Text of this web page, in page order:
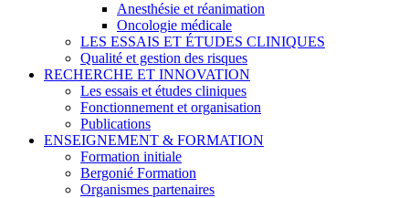
Anesthésie et réanimation
Oncologie médicale
LES ESSAIS ET ÉTUDES CLINIQUES
Qualité et gestion des risques
RECHERCHE ET INNOVATION
Les essais et études cliniques
Fonctionnement et organisation
Publications
ENSEIGNEMENT & FORMATION
Formation initiale
Bergonié Formation
Organismes partenaires